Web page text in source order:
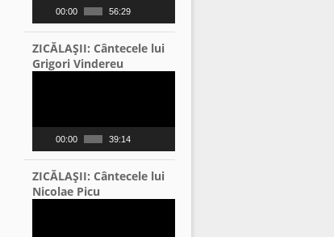
00:00 56:29
ZICĂLAŞII: Cântecele lui
Grigori Vindereu
00:00 39:14
ZICĂLAŞII: Cântecele lui
Nicolae Picu